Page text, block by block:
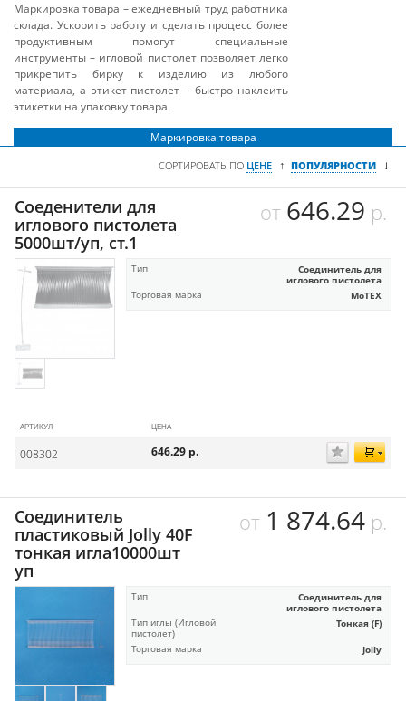
Маркировка товара – ежедневный труд работника
склада. Ускорить работу и сделать процесс более
продуктивным помогут специальные
инструменты – игловой пистолет позволяет легко
прикрепить бирку к изделию из любого
материала, а этикет-пистолет – быстро наклеить
этикетки на упаковку товара.
Маркировка товара
СОРТИРОВАТЬ ПО ЦЕНЕ ↑ ПОПУЛЯРНОСТИ ↓
Соеденители для
иглового пистолета
5000шт/уп, ст.1
от 646.29 р.
Тип
Соединитель для
иглового пистолета
Торговая марка MoTEX
АРТИКУЛ ЦЕНА
008302 646.29 р.
Соединитель
пластиковый Jolly 40F
тонкая игла10000шт
уп
от 1 874.64р.
Тип
Соединитель для
иглового пистолета
Тип иглы (Игловой
пистолет)
Тонкая (F)
Торговая марка Jolly